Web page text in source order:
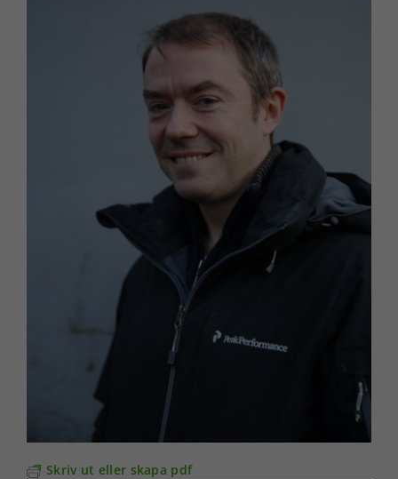
Skriv ut eller skapa pdf